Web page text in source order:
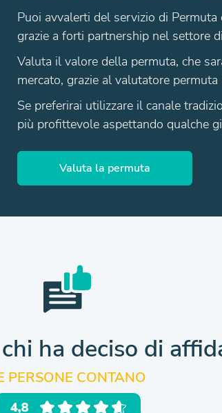
Puoi avvalerti del servizio di
grazie a forti partnership nel settore
Valuta il valore della permuta, che
mercato, grazie al valutatore
Se preferirai utilizzare il canale
più profittevole aspettando qualche
Valuta la permuta
ha deciso di
PERSONE CONTANO